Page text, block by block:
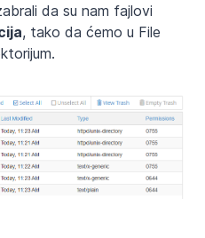
da su nam fajlovi
, tako da ćemo u File